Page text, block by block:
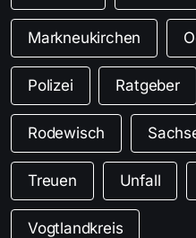
Markneukirchen
Polizei Ratgeber
Rodewisch
Treuen Unfall
Vogtlandkreis